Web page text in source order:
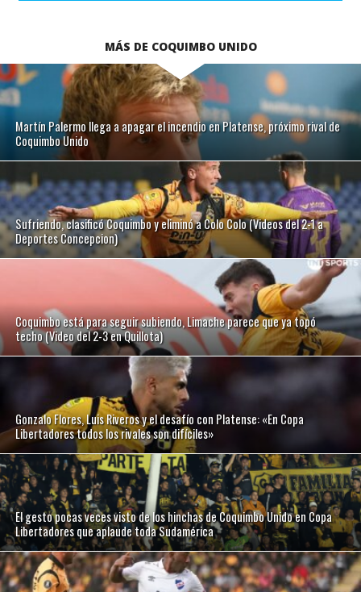
MÁS DE COQUIMBO UNIDO
Martín Palermo llega a apagar el incendio en Platense, próximo rival de
Coquimbo Unido
Sufriendo, clasificó Coquimbo y eliminó a Colo Colo (Videos del 2-1 a
Deportes Concepcion)
Coquimbo está para seguir subiendo, Limache parece que ya topó
techo (Video del 2-3 en Quillota)
Gonzalo Flores, Luis Riveros y el desafío con Platense: «En Copa
Libertadores todos los rivales son difíciles»
El gesto pocas veces visto de los hinchas de Coquimbo Unido en Copa
Libertadores que aplaude toda Sudamérica